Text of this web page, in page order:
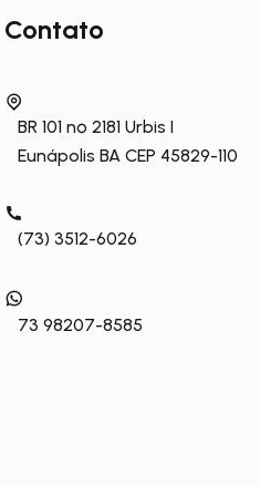
Contato
BR 101 nº 2181 Urbis I
Eunápolis BA CEP 45829-110
(73) 3512-6026
73 98207-8585